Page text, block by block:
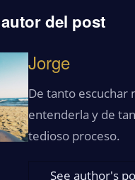
del post
Jorge
De tanto escuchar
entenderla y de
tedioso proceso.
See author's